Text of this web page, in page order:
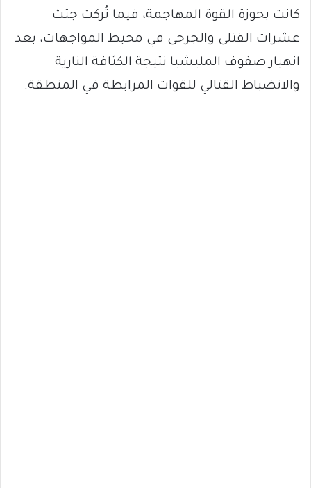
كانت بحوزة القوة المهاجمة، فيما تُركت جثث
عشرات القتلى والجرحى في محيط المواجهات، بعد
انهيار صفوف المليشيا نتيجة الكثافة النارية
والانضباط القتالي للقوات المرابطة في المنطقة.